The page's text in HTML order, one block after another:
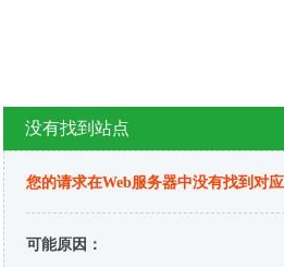
没有找到站点
您的请求在Web服务器中没有找到对
可能原因：